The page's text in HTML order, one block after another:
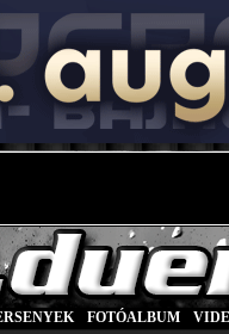
FOTÓALBUM